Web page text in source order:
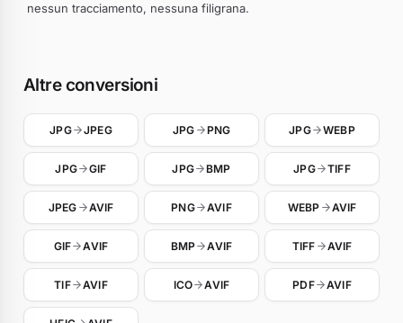
nessun tracciamento, nessuna filigrana.
Altre conversioni
JPG JPEG JPG PNG JPG WEBP
JPG GIF JPG BMP JPG TIFF
JPEG AVIF PNG AVIF WEBP AVIF
GIF AVIF BMP AVIF TIFF AVIF
TIF AVIF ICO AVIF PDF AVIF